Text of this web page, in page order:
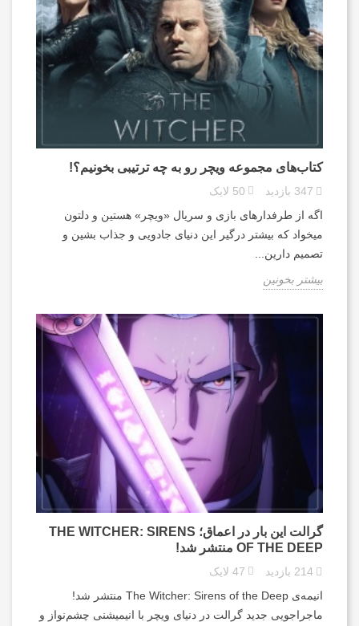
کتاب‌های مجموعه ویچر رو به چه ترتیبی بخونیم؟!
347 بازدید 50 لایک
اگه از طرفدارهای بازی و سریال «ویچر» هستین و دلتون
میخواد که بیشتر درگیر این دنیای جادویی و جذاب بشین و
تصمیم دارین...
بیشتر بخونین
گرالت این بار در اعماق؛ THE WITCHER: SIRENS
OF THE DEEP منتشر شد!
214 بازدید 47 لایک
انیمه‌ی The Witcher: Sirens of the Deep منتشر شد!
ماجراجویی جدید گرالت در دنیای ویچر با انیمیشنی چشم‌نواز و